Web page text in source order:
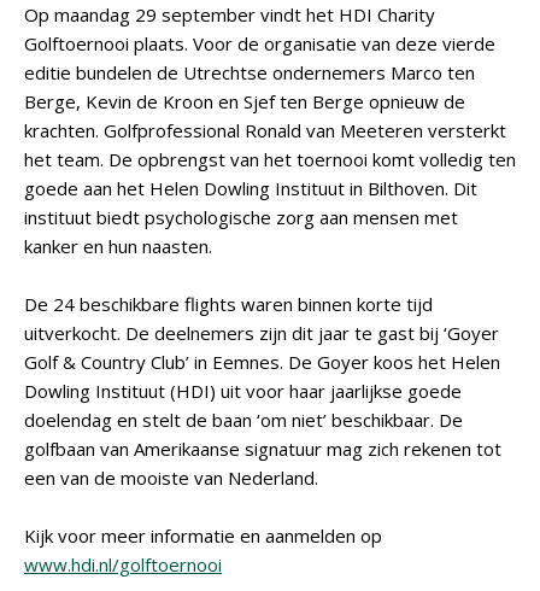
Op maandag 29 september vindt het HDI Charity
Golftoernooi plaats. Voor de organisatie van deze vierde
editie bundelen de Utrechtse ondernemers Marco ten
Berge, Kevin de Kroon en Sjef ten Berge opnieuw de
krachten. Golfprofessional Ronald van Meeteren versterkt
het team. De opbrengst van het toernooi komt volledig ten
goede aan het Helen Dowling Instituut in Bilthoven. Dit
instituut biedt psychologische zorg aan mensen met
kanker en hun naasten.
De 24 beschikbare flights waren binnen korte tijd
uitverkocht. De deelnemers zijn dit jaar te gast bij ‘Goyer
Golf & Country Club’ in Eemnes. De Goyer koos het Helen
Dowling Instituut (HDI) uit voor haar jaarlijkse goede
doelendag en stelt de baan ‘om niet’ beschikbaar. De
golfbaan van Amerikaanse signatuur mag zich rekenen tot
een van de mooiste van Nederland.
Kijk voor meer informatie en aanmelden op
www.hdi.nl/golftoernooi